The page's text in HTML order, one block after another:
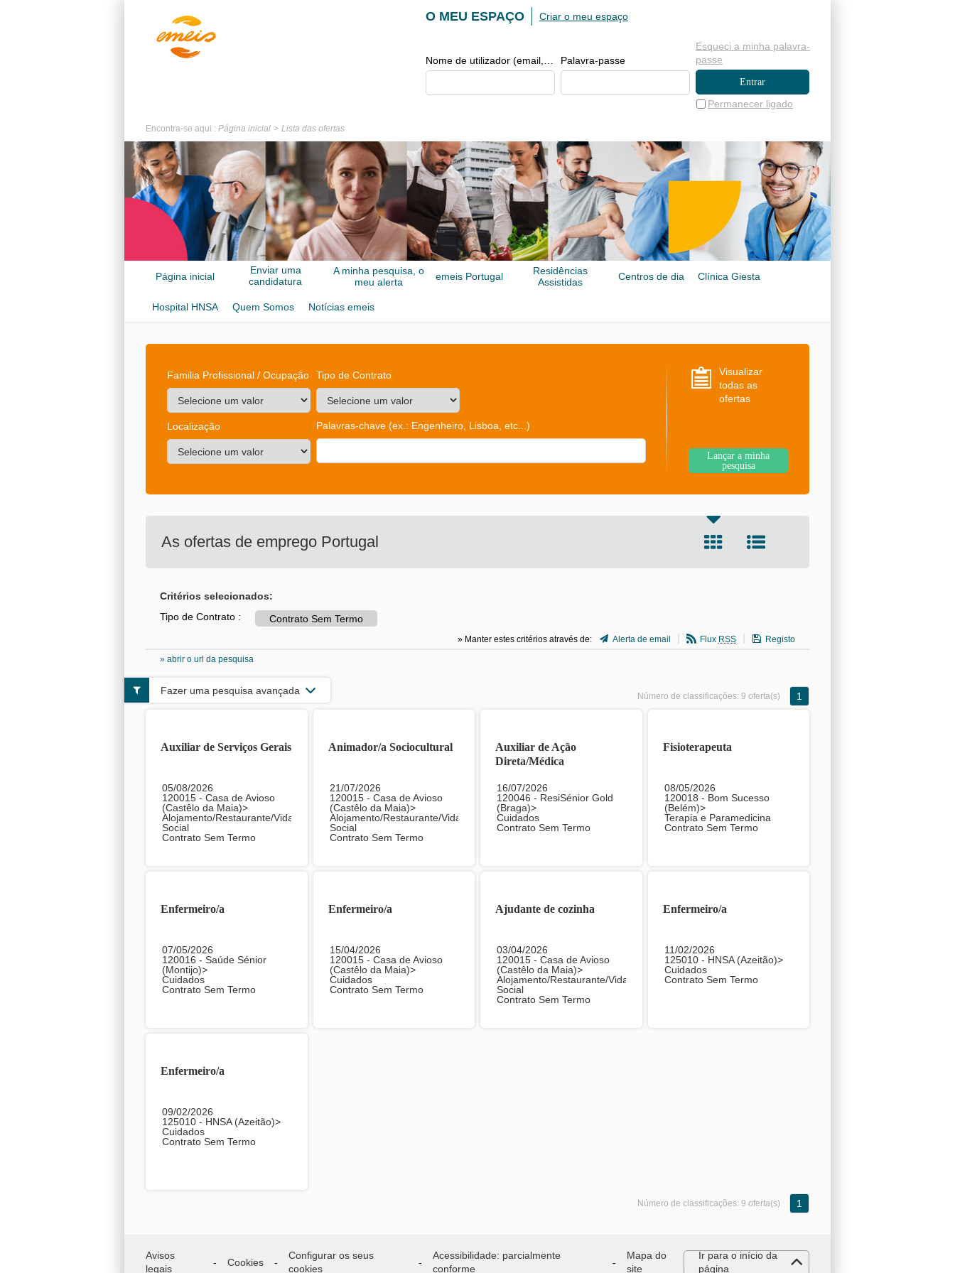
O MEU ESPAÇO
Palavra-passe
Permanecer ligado
Esqueci a minha palavra-
passe
Criar o meu espaço
Encontra-se aqui : Página inicial Lista das ofertas
Página inicial
Enviar uma
candidatura
A minha pesquisa, o
meu alerta
emeis Portugal
Residências
Assistidas
Centros de dia Clínica Giesta
Hospital HNSA Quem Somos Notícias emeis
Familia Profissional / Ocupação Tipo de Contrato
Localização Palavras-chave (ex.: Engenheiro, Lisboa, etc...)
Visualizar
todas as
ofertas
As ofertas de emprego Portugal
Critérios selecionados:
Tipo de Contrato :
Contrato Sem Termo
» Manter estes critérios através de: Alerta de email Flux RSS
Registo
» abrir o url da pesquisa
Número de classificações: 9 oferta(s) 1
Auxiliar de Serviços Gerais
05/08/2026
120015 - Casa de Avioso
(Castêlo da Maia)>
Alojamento/Restaurante/Vida
Social
Contrato Sem Termo
Animador/a Sociocultural
21/07/2026
120015 - Casa de Avioso
(Castêlo da Maia)>
Alojamento/Restaurante/Vida
Social
Contrato Sem Termo
Auxiliar de Ação
Direta/Médica
16/07/2026
120046 - ResiSénior Gold
(Braga)>
Cuidados
Contrato Sem Termo
Fisioterapeuta
08/05/2026
120018 - Bom Sucesso
(Belém)>
Terapia e Paramedicina
Contrato Sem Termo
Enfermeiro/a
07/05/2026
120016 - Saúde Sénior
(Montijo)>
Cuidados
Contrato Sem Termo
Enfermeiro/a
15/04/2026
120015 - Casa de Avioso
(Castêlo da Maia)>
Cuidados
Contrato Sem Termo
Ajudante de cozinha
03/04/2026
120015 - Casa de Avioso
(Castêlo da Maia)>
Alojamento/Restaurante/Vida
Social
Contrato Sem Termo
Enfermeiro/a
11/02/2026
125010 - HNSA (Azeitão)>
Cuidados
Contrato Sem Termo
Enfermeiro/a
09/02/2026
125010 - HNSA (Azeitão)>
Cuidados
Contrato Sem Termo
Fazer uma pesquisa avançada
Número de classificações: 9 oferta(s) 1
Avisos
legais
Cookies
Configurar os seus
cookies
Acessibilidade: parcialmente
conforme
Mapa do
site
Ir para o início da
página